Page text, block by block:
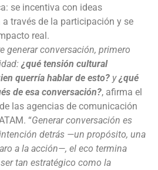
se incentiva con ideas
través de la participación y se
real.
generar conversación, primero
¿qué tensión cultural
querría hablar de esto? y¿qué
de esa conversación?, afirma el
las agencias de comunicación
“Generar conversación es
detrás —un propósito, una
a la acción—, el eco termina
tan estratégico como la